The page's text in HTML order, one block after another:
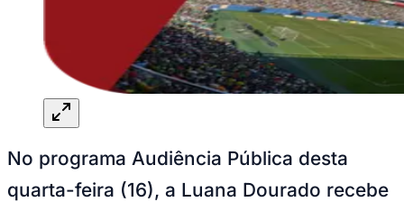
No programa Audiência Pública desta
quarta-feira (16), a Luana Dourado recebe